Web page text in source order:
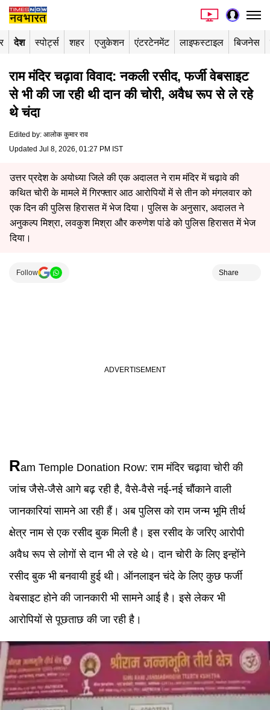
देश स्पोर्ट्स शहर एजुकेशन एंटरटेनमेंट लाइफस्टाइल बिजनेस
राम मंदिर चढ़ावा विवाद: नकली रसीद, फर्जी वेबसाइट
से भी की जा रही थी दान की चोरी, अवैध रूप से ले रहे
थे चंदा
Edited by: आलोक कुमार राव
Updated Jul 8, 2026, 01:27 PM IST
उत्तर प्रदेश के अयोध्या जिले की एक अदालत ने राम मंदिर में चढ़ावे की
कथित चोरी के मामले में गिरफ्तार आठ आरोपियों में से तीन को मंगलवार को
एक दिन की पुलिस हिरासत में भेज दिया। पुलिस के अनुसार, अदालत ने
अनुकल्प मिश्रा, लवकुश मिश्रा और करुणेश पांडे को पुलिस हिरासत में भेज
दिया।
Follow Share
Ram Temple Donation Row:राम मंदिर चढ़ावा चोरी की
जांच जैसे-जैसे आगे बढ़ रही है, वैसे-वैसे नई-नई चौंकाने वाली
जानकारियां सामने आ रही हैं। अब पुलिस को राम जन्म भूमि तीर्थ
क्षेत्र नाम से एक रसीद बुक मिली है। इस रसीद के जरिए आरोपी
अवैध रूप से लोगों से दान भी ले रहे थे। दान चोरी के लिए इन्होंने
रसीद बुक भी बनवायी हुई थी। ऑनलाइन चंदे के लिए कुछ फर्जी
वेबसाइट होने की जानकारी भी सामने आई है। इसे लेकर भी
आरोपियों से पूछताछ की जा रही है।